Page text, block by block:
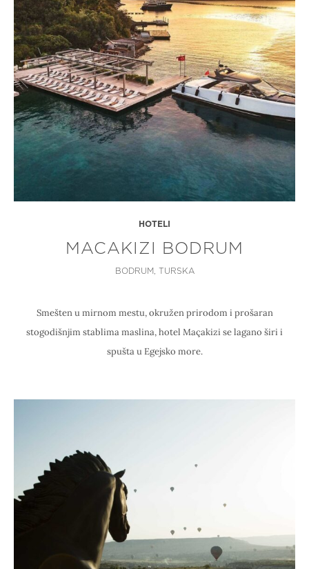
HOTELI
MACAKIZI BODRUM
BODRUM, TURSKA
Smešten u mirnom mestu, okružen prirodom i prošaran
stogodišnjim stablima maslina, hotel Maçakizi se lagano širi i
spušta u Egejsko more.